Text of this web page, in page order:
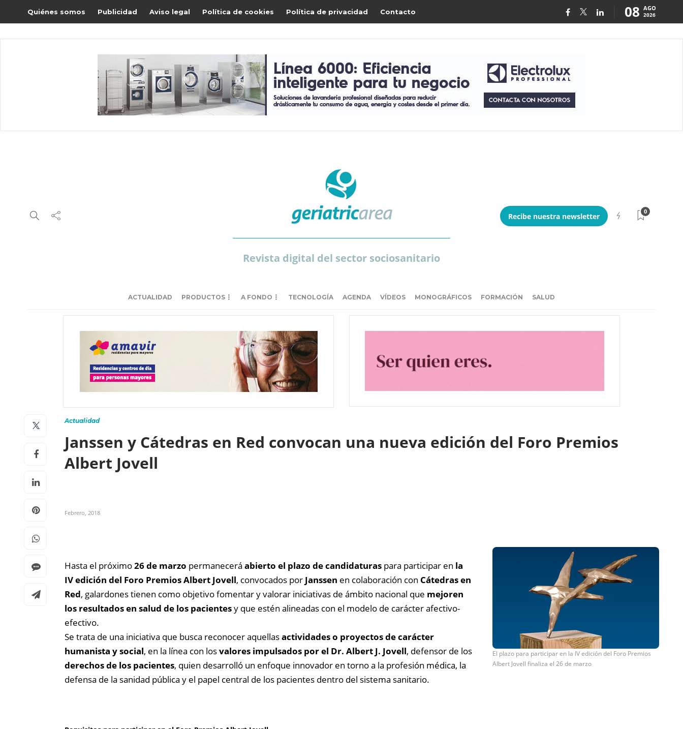
Quiénes somos Publicidad Aviso legal Política de cookies Política de privacidad Contacto 08 AGO
2026
Revista digital del sector sociosanitario
Recibe nuestra newsletter
0
ACTUALIDAD PRODUCTOS A FONDO TECNOLOGÍA AGENDA VÍDEOS MONOGRÁFICOS FORMACIÓN SALUD
Actualidad
Janssen y Cátedras en Red convocan una nueva edición del Foro Premios
Albert Jovell
Febrero, 2018
El plazo para participar en la IV edición del Foro Premios
Albert Jovell finaliza el 26 de marzo
Hasta el próximo26 de marzo permanecerá abierto el plazo de candidaturas para participar en la
IV edición del Foro Premios Albert Jovell, convocados por Janssen en colaboración con Cátedras en
Red, galardonestienen como objetivo fomentar y valorar iniciativas de ámbito nacional que mejoren
los resultados en salud de los pacientesy que estén alineadas con el modelo de carácter afectivo-
efectivo.
Se trata de una iniciativa que busca reconocer aquellasactividades o proyectos de carácter
humanista y social, en la línea con losvalores impulsados por el Dr. Albert J. Jovell, defensor de los
derechos de los pacientes, quien desarrolló un enfoque innovador en torno a la profesión médica, la
defensa de la sanidad pública y el papel central de los pacientes dentro del sistema sanitario.